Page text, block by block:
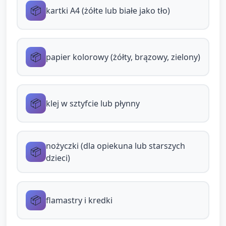
samodzielnego wycinania z pomocą.
Dzieci dostają mniejsze kawałki papieru
(brązowe/pomarańczowe) i tworzą plamki
Pokaz: opiekun przykleja głowę (mniejszy
owal) i uszy; dzieci powtarzają czynność.
kształtami plamek (okrągłe, nieregularne).
Etap 3 — Detale twarzy i dekoracja (6 minut):
(rogi żyrafy) flamastrami lub doklejają
📦 kartki A4 (żółte lub białe jako tło)
📦 papier kolorowy (żółty, brązowy, zielony)
📦 klej w sztyfcie lub płynny
📦 nożyczki (dla opiekuna lub starszych
dzieci)
📦 flamastry i kredki